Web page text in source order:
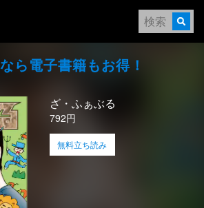
なら電⼦書籍もお得！
ざ・ふぁぶる
792円
無料立ち読み